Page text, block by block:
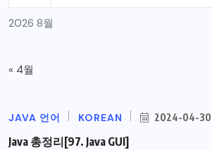
2026 8월
« 4월
JAVA 언어 KOREAN 2024-04-30
Java 총정리[97. Java GUI]